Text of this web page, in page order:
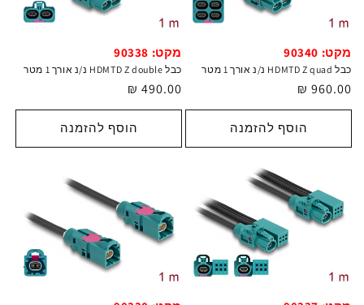
מקט: 90340
כבל HDMTD Z quad נ/נ אורך 1 מטר
מחיר
רגיל
960.00 ₪
הוסף להזמנה
מקט: 90338
כבל HDMTD Z double נ/נ אורך 1 מטר
מחיר
רגיל
490.00 ₪
הוסף להזמנה